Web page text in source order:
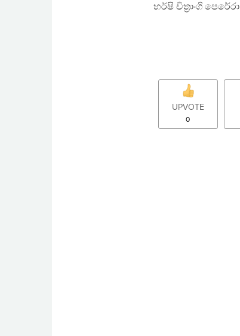
හර්ෂි චිත‍්‍රාංගි පෙරේරා
UPVOTE
0